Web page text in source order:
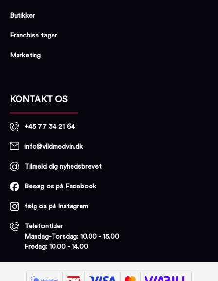
Butikker
Franchise tager
Marketing
KONTAKT OS
+45 77 34 21 64
info@vildmedvin.dk
Tilmeld dig nyhedsbrevet
Besøg os på Facebook
følg os på Instagram
Telefontider
Mandag-Torsdag: 10.00 - 15.00
Fredag: 10.00 - 14.00